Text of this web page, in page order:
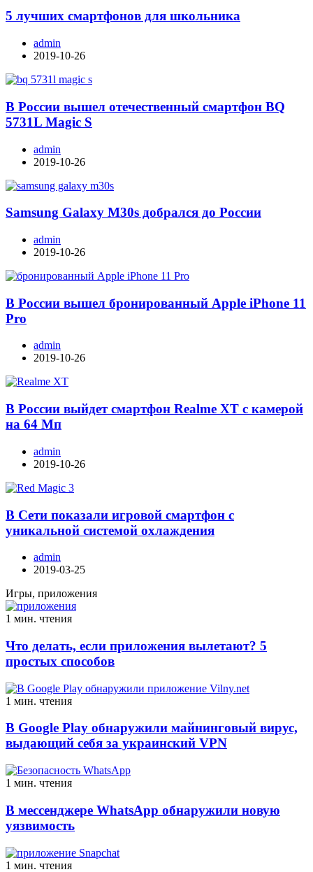
5 лучших смартфонов для школьника
admin
2019-10-26
В России вышел отечественный смартфон BQ
5731L Magic S
admin
2019-10-26
Samsung Galaxy M30s добрался до России
admin
2019-10-26
В России вышел бронированный Apple iPhone 11
Pro
admin
2019-10-26
В России выйдет смартфон Realme XT с камерой
на 64 Мп
admin
2019-10-26
В Сети показали игровой смартфон с
уникальной системой охлаждения
admin
2019-03-25
Игры, приложения
1 мин. чтения
Что делать, если приложения вылетают? 5
простых способов
1 мин. чтения
В Google Play обнаружили майнинговый вирус,
выдающий себя за украинский VPN
1 мин. чтения
В мессенджере WhatsApp обнаружили новую
уязвимость
1 мин. чтения